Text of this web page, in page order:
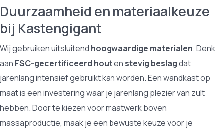
Duurzaamheid en materiaalkeuze
bij Kastengigant
Wij gebruiken uitsluitend hoogwaardige materialen. Denk
aan FSC-gecertificeerd houten stevig beslagdat
jarenlang intensief gebruikt kan worden. Een wandkast op
maat is een investering waar je jarenlang plezier van zult
hebben. Door te kiezen voor maatwerk boven
massaproductie, maak je een bewuste keuze voor je